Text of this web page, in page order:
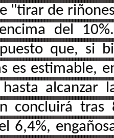
"tirar de
del
que, si
es estimable,
hasta alcanzar
concluirá
6,4%,